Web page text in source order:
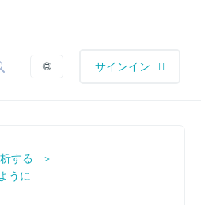
🌐 サインイン
する
うに